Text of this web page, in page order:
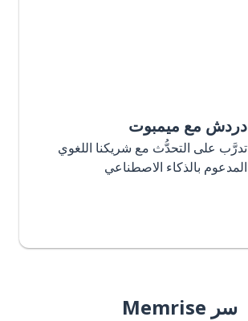
دردش مع ميمبوت
تدرَّب على التحدُّث مع شريكنا اللغوي
المدعوم بالذكاء الاصطناعي
سر Memrise